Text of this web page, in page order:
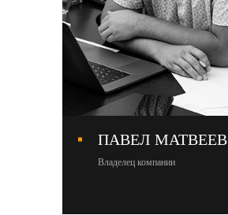
ПАВЕЛ МАТВЕЕВ
Владелец компании